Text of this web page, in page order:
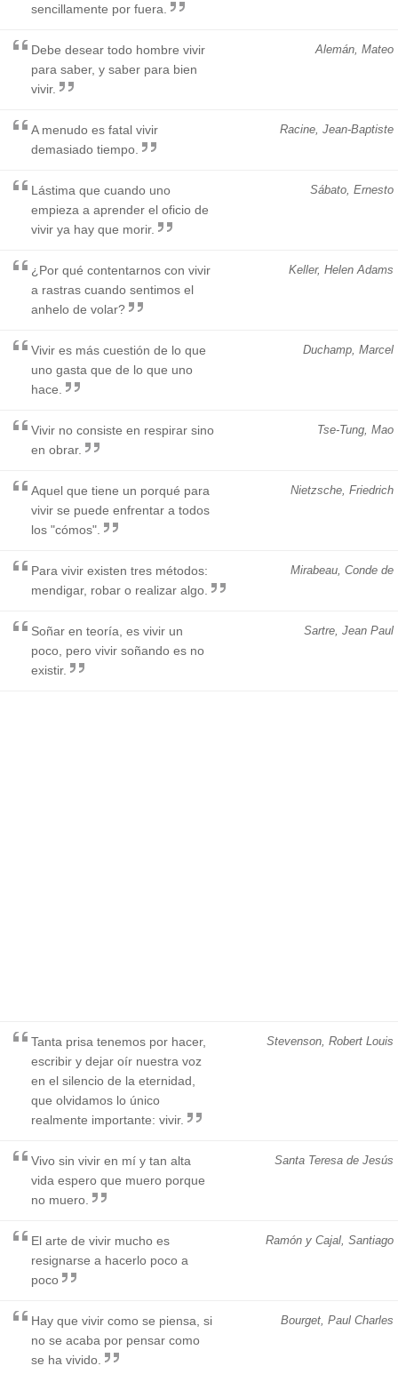
sencillamente por fuera.
Alemán, Mateo
Debe desear todo hombre vivir
para saber, y saber para bien
vivir.
Racine, Jean-Baptiste
A menudo es fatal vivir
demasiado tiempo.
Sábato, Ernesto
Lástima que cuando uno
empieza a aprender el oficio de
vivir ya hay que morir.
Keller, Helen Adams
¿Por qué contentarnos con vivir
a rastras cuando sentimos el
anhelo de volar?
Duchamp, Marcel
Vivir es más cuestión de lo que
uno gasta que de lo que uno
hace.
Tse-Tung, Mao
Vivir no consiste en respirar sino
en obrar.
Nietzsche, Friedrich
Aquel que tiene un porqué para
vivir se puede enfrentar a todos
los "cómos".
Mirabeau, Conde de
Para vivir existen tres métodos:
mendigar, robar o realizar algo.
Sartre, Jean Paul
Soñar en teoría, es vivir un
poco, pero vivir soñando es no
existir.
Stevenson, Robert Louis
Tanta prisa tenemos por hacer,
escribir y dejar oír nuestra voz
en el silencio de la eternidad,
que olvidamos lo único
realmente importante: vivir.
Santa Teresa de Jesús
Vivo sin vivir en mí y tan alta
vida espero que muero porque
no muero.
Ramón y Cajal, Santiago
El arte de vivir mucho es
resignarse a hacerlo poco a
poco
Bourget, Paul Charles
Hay que vivir como se piensa, si
no se acaba por pensar como
se ha vivido.